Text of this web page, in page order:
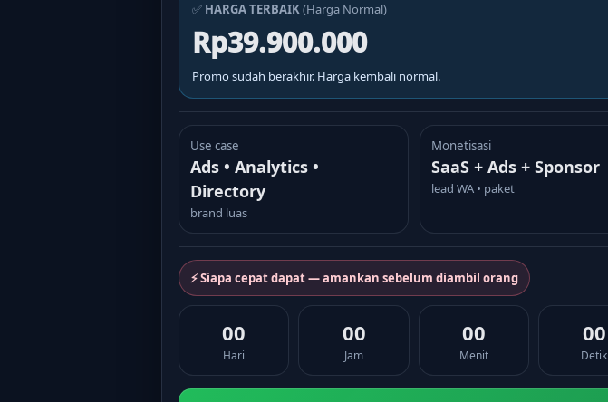
✅ HARGA TERBAIK(Harga Normal)
Rp39.900.000
Promo sudah berakhir. Harga kembali normal.
Use case
Ads • Analytics •
Directory
brand luas
Monetisasi
SaaS + Ads + Sponsor
lead WA • paket
⚡ Siapa cepat dapat — amankan sebelum diambil orang
00
Hari
00
Jam
00
Menit
00
Detik